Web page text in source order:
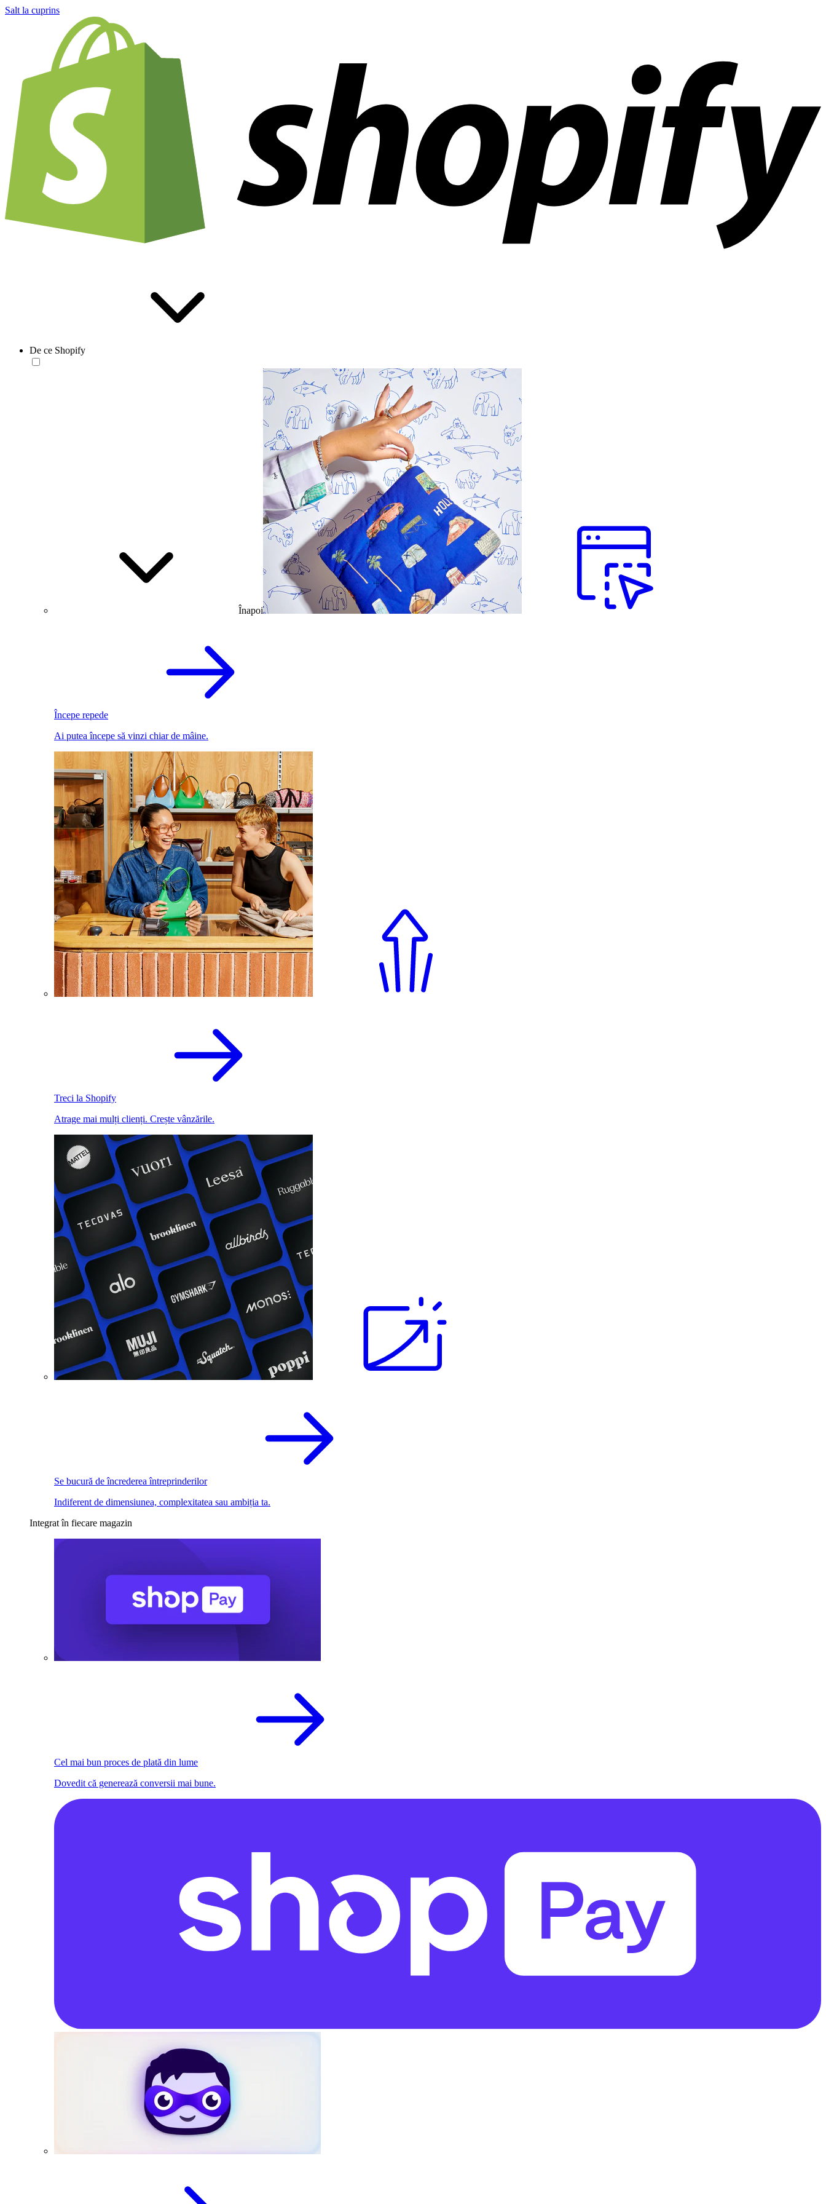
Salt la cuprins
De ce Shopify
Înapoi
Începe repede
Ai putea începe să vinzi chiar de mâine.
Treci la Shopify
Atrage mai mulți clienți. Crește vânzările.
Se bucură de încrederea întreprinderilor
Indiferent de dimensiunea, complexitatea sau ambiția ta.
Integrat în fiecare magazin
Cel mai bun proces de plată din lume
Dovedit că generează conversii mai bune.